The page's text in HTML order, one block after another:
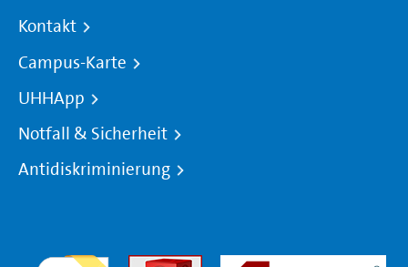
Kontakt
Campus-Karte
UHHApp
Notfall & Sicherheit
Antidiskriminierung